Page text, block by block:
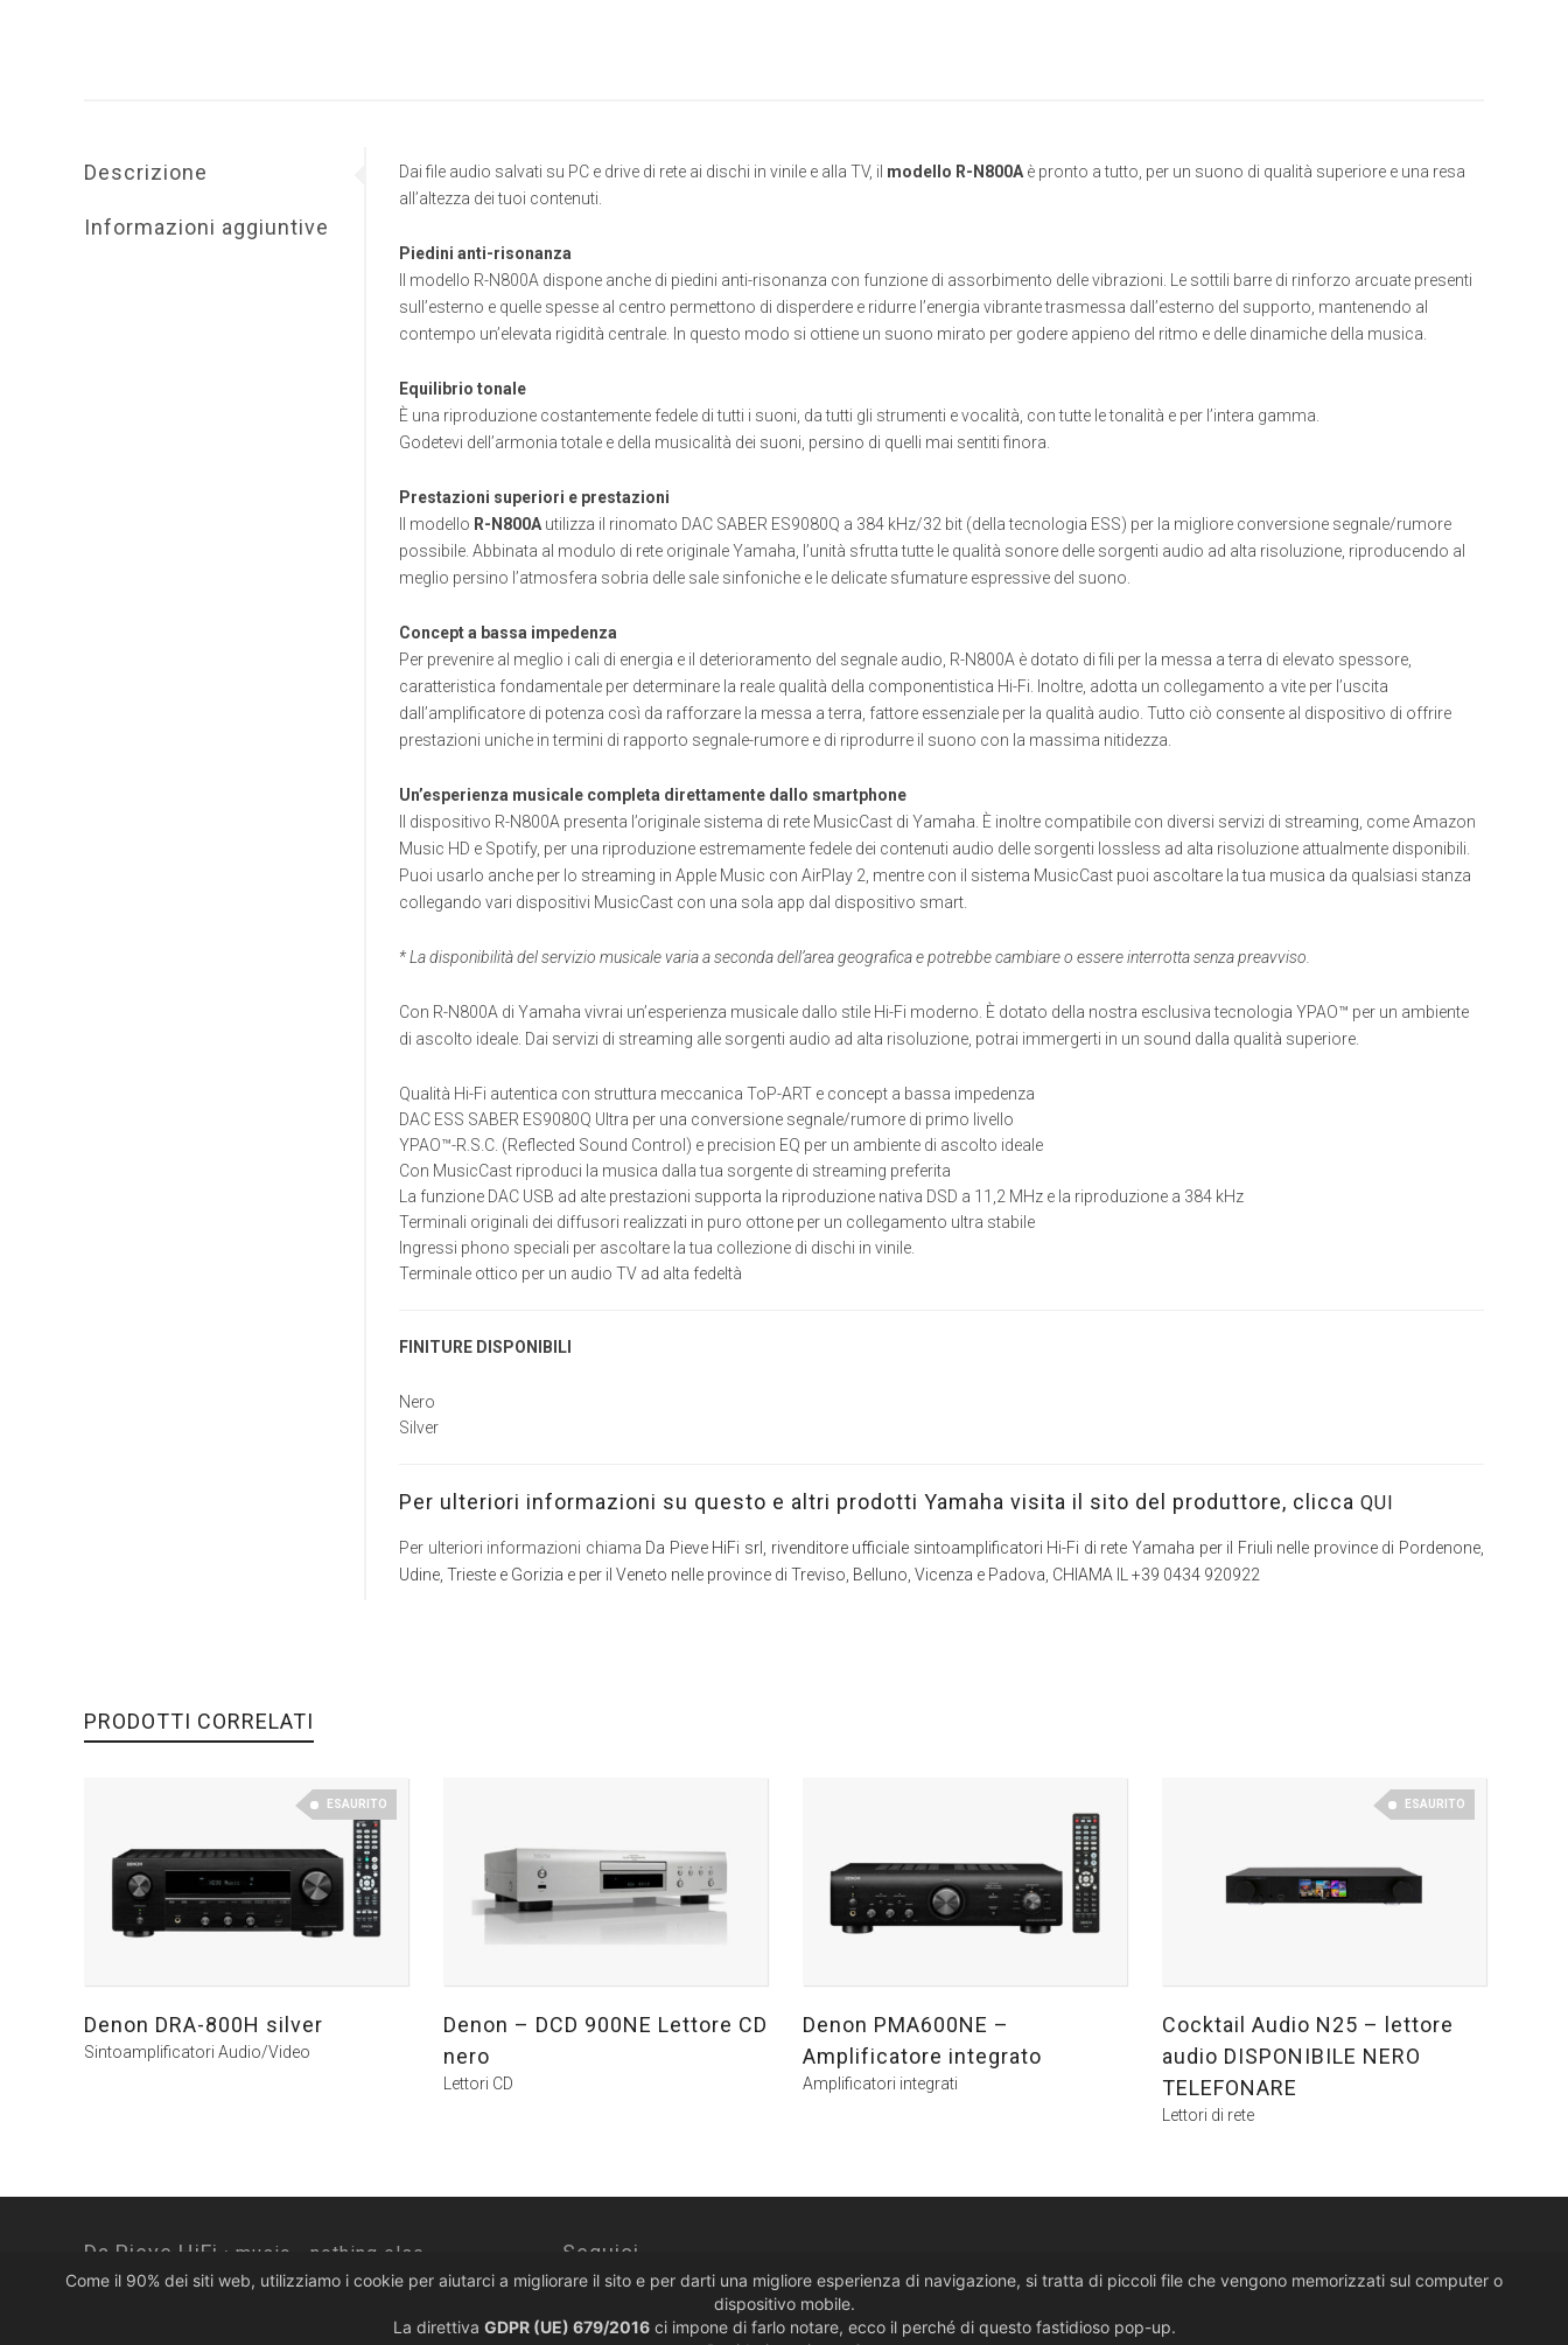
Descrizione
Informazioni aggiuntive
Dai file audio salvati su PC e drive di rete ai dischi in vinile e alla TV, il modello R-N800A è pronto a tutto, per un suono di qualità superiore e una resa
all’altezza dei tuoi contenuti.
Piedini anti-risonanza
Il modello R-N800A dispone anche di piedini anti-risonanza con funzione di assorbimento delle vibrazioni. Le sottili barre di rinforzo arcuate presenti
sull’esterno e quelle spesse al centro permettono di disperdere e ridurre l’energia vibrante trasmessa dall’esterno del supporto, mantenendo al
contempo un’elevata rigidità centrale. In questo modo si ottiene un suono mirato per godere appieno del ritmo e delle dinamiche della musica.
Equilibrio tonale
È una riproduzione costantemente fedele di tutti i suoni, da tutti gli strumenti e vocalità, con tutte le tonalità e per l’intera gamma.
Godetevi dell’armonia totale e della musicalità dei suoni, persino di quelli mai sentiti finora.
Prestazioni superiori e prestazioni
Il modello R-N800A utilizza il rinomato DAC SABER ES9080Q a 384 kHz/32 bit (della tecnologia ESS) per la migliore conversione segnale/rumore
possibile. Abbinata al modulo di rete originale Yamaha, l’unità sfrutta tutte le qualità sonore delle sorgenti audio ad alta risoluzione, riproducendo al
meglio persino l’atmosfera sobria delle sale sinfoniche e le delicate sfumature espressive del suono.
Concept a bassa impedenza
Per prevenire al meglio i cali di energia e il deterioramento del segnale audio, R-N800A è dotato di fili per la messa a terra di elevato spessore,
caratteristica fondamentale per determinare la reale qualità della componentistica Hi-Fi. Inoltre, adotta un collegamento a vite per l’uscita
dall’amplificatore di potenza così da rafforzare la messa a terra, fattore essenziale per la qualità audio. Tutto ciò consente al dispositivo di offrire
prestazioni uniche in termini di rapporto segnale-rumore e di riprodurre il suono con la massima nitidezza.
Un’esperienza musicale completa direttamente dallo smartphone
Il dispositivo R-N800A presenta l’originale sistema di rete MusicCast di Yamaha. È inoltre compatibile con diversi servizi di streaming, come Amazon
Music HD e Spotify, per una riproduzione estremamente fedele dei contenuti audio delle sorgenti lossless ad alta risoluzione attualmente disponibili.
Puoi usarlo anche per lo streaming in Apple Music con AirPlay 2, mentre con il sistema MusicCast puoi ascoltare la tua musica da qualsiasi stanza
collegando vari dispositivi MusicCast con una sola app dal dispositivo smart.
* La disponibilità del servizio musicale varia a seconda dell’area geografica e potrebbe cambiare o essere interrotta senza preavviso.
Con R-N800A di Yamaha vivrai un’esperienza musicale dallo stile Hi-Fi moderno. È dotato della nostra esclusiva tecnologia YPAO™ per un ambiente
di ascolto ideale. Dai servizi di streaming alle sorgenti audio ad alta risoluzione, potrai immergerti in un sound dalla qualità superiore.
Qualità Hi-Fi autentica con struttura meccanica ToP-ART e concept a bassa impedenza
DAC ESS SABER ES9080Q Ultra per una conversione segnale/rumore di primo livello
YPAO™-R.S.C. (Reflected Sound Control) e precision EQ per un ambiente di ascolto ideale
Con MusicCast riproduci la musica dalla tua sorgente di streaming preferita
La funzione DAC USB ad alte prestazioni supporta la riproduzione nativa DSD a 11,2 MHz e la riproduzione a 384 kHz
Terminali originali dei diffusori realizzati in puro ottone per un collegamento ultra stabile
Ingressi phono speciali per ascoltare la tua collezione di dischi in vinile.
Terminale ottico per un audio TV ad alta fedeltà
FINITURE DISPONIBILI
Nero
Silver
Per ulteriori informazioni su questo e altri prodotti Yamaha visita il sito del produttore, clicca QUI
Per ulteriori informazioni chiama Da Pieve HiFi srl, rivenditore ufficiale sintoamplificatori Hi-Fi di rete Yamaha per il Friuli nelle province di Pordenone,
Udine, Trieste e Gorizia e per il Veneto nelle province di Treviso, Belluno, Vicenza e Padova, CHIAMA IL +39 0434 920922
PRODOTTI CORRELATI
ESAURITO
Denon DRA-800H silver
Sintoamplificatori Audio/Video
Denon – DCD 900NE Lettore CD
nero
Lettori CD
Denon PMA600NE –
Amplificatore integrato
Amplificatori integrati
ESAURITO
Cocktail Audio N25 – lettore
audio DISPONIBILE NERO
TELEFONARE
Lettori di rete
Da Pieve HiFi · music... nothing else. Seguici
Come il 90% dei siti web, utilizziamo i cookie per aiutarci a migliorare il sito e per darti una migliore esperienza di navigazione, si tratta di piccoli file che vengono memorizzati sul computer o
dispositivo mobile.
La direttiva GDPR (UE) 679/2016ci impone di farlo notare, ecco il perché di questo fastidioso pop-up.